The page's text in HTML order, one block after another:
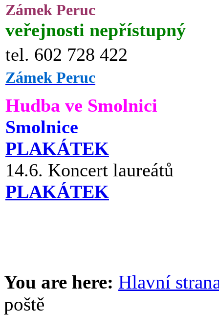
Zámek Peruc
veřejnosti nepřístupný
tel. 602 728 422
Zámek Peruc
Hudba ve Smolnici
Smolnice
PLAKÁTEK
14.6. Koncert laureátů
PLAKÁTEK
You are here: Hlavní
poště